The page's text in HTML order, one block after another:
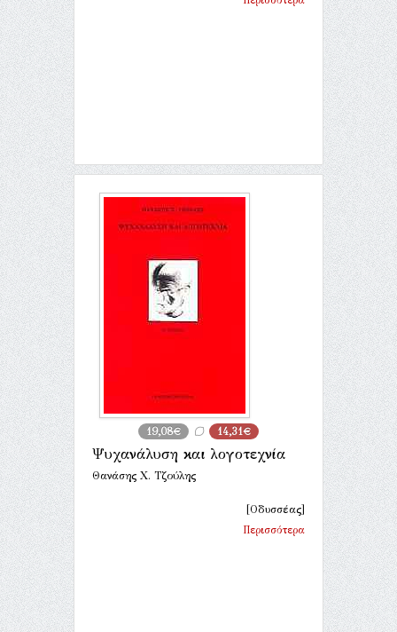
19,08€ 14,31€
Ψυχανάλυση και λογοτεχνία
Θανάσης Χ. Τζούλης
[Οδυσσέας]
Περισσότερα